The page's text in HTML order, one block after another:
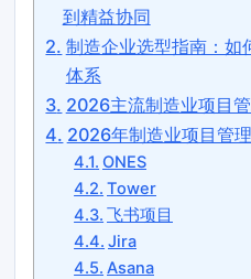
到精益协同
制造企业选型指南：如
体系
2026主流制造业项目
2026年制造业项目管
ONES
Tower
飞书项目
Jira
Asana